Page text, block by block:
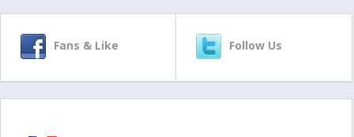
Fans & Like Follow Us